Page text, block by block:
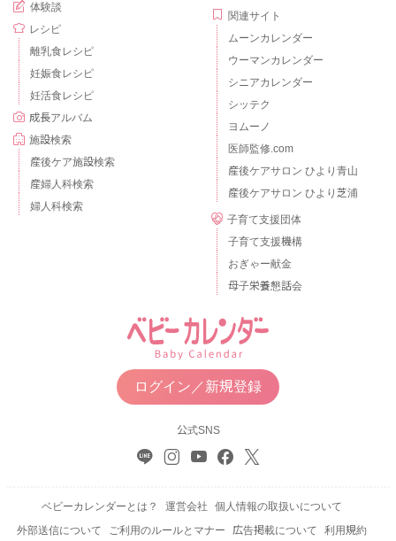
体験談
レシピ
離乳食レシピ
妊娠食レシピ
妊活食レシピ
成長アルバム
施設検索
産後ケア施設検索
産婦人科検索
婦人科検索
関連サイト
ムーンカレンダー
ウーマンカレンダー
シニアカレンダー
シッテク
ヨムーノ
医師監修.com
産後ケアサロン ひより青山
産後ケアサロン ひより芝浦
子育て支援団体
子育て支援機構
おぎゃー献金
母子栄養懇話会
ログイン／新規登録
公式SNS
ベビーカレンダーとは？ 運営会社
個人情報の取扱いについて
外部送信について
ご利用のルールとマナー 広告掲載について 利用規約